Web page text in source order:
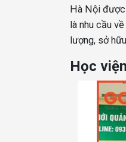
Hà Nội
là nhu cầu
lượng, sở
Học